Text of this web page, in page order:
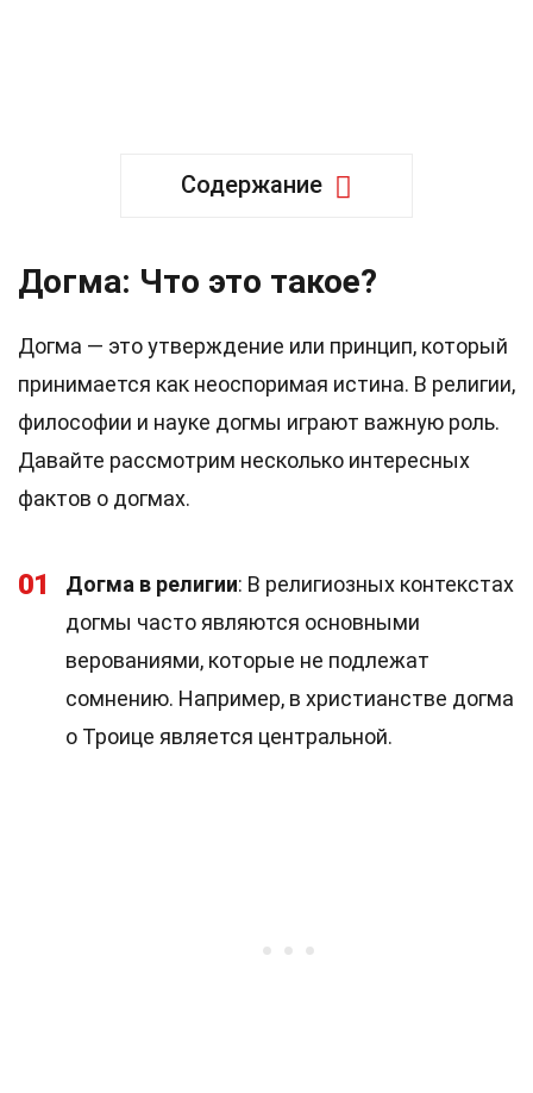
Содержание
Догма: Что это такое?
Догма — это утверждение или принцип, который
принимается как неоспоримая истина. В религии,
философии и науке догмы играют важную роль.
Давайте рассмотрим несколько интересных
фактов о догмах.
01 Догма в религии: В религиозных контекстах
догмы часто являются основными
верованиями, которые не подлежат
сомнению. Например, в христианстве догма
о Троице является центральной.